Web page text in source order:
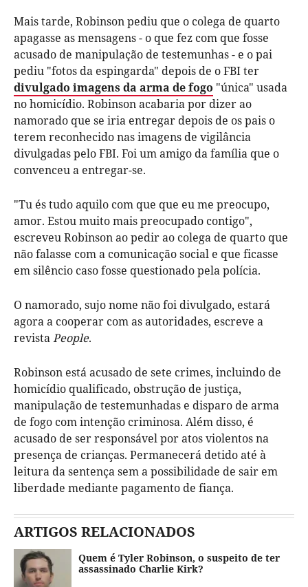
Mais tarde, Robinson pediu que o colega de quarto
apagasse as mensagens - o que fez com que fosse
acusado de manipulação de testemunhas - e o pai
pediu "fotos da espingarda" depois de o FBI ter
divulgado imagens da arma de fogo "única" usada
no homicídio. Robinson acabaria por dizer ao
namorado que se iria entregar depois de os pais o
terem reconhecido nas imagens de vigilância
divulgadas pelo FBI. Foi um amigo da família que o
convenceu a entregar-se.
"Tu és tudo aquilo com que que eu me preocupo,
amor. Estou muito mais preocupado contigo",
escreveu Robinson ao pedir ao colega de quarto que
não falasse com a comunicação social e que ficasse
em silêncio caso fosse questionado pela polícia.
O namorado, sujo nome não foi divulgado, estará
agora a cooperar com as autoridades, escreve a
revistaPeople.
Robinson está acusado de sete crimes, incluindo de
homicídio qualificado, obstrução de justiça,
manipulação de testemunhadas e disparo de arma
de fogo com intenção criminosa. Além disso, é
acusado de ser responsável por atos violentos na
presença de crianças. Permanecerá detido até à
leitura da sentença sem a possibilidade de sair em
liberdade mediante pagamento de fiança.
ARTIGOS RELACIONADOS
Quem é Tyler Robinson, o suspeito de ter
assassinado Charlie Kirk?